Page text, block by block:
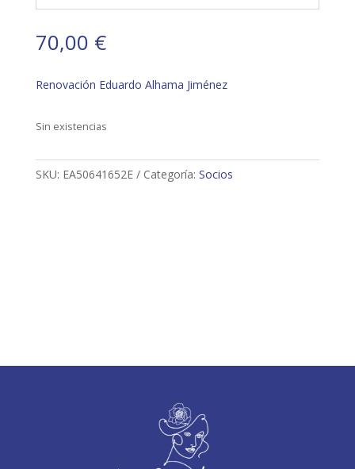
70,00 €
Renovación Eduardo Alhama Jiménez
Sin existencias
SKU: EA50641652E Categoría: Socios